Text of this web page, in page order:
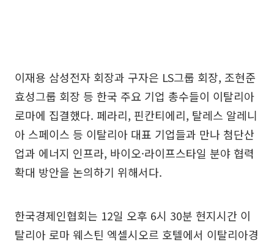
이재용 삼성전자 회장과 구자은 LS그룹 회장, 조현준
효성그룹 회장 등 한국 주요 기업 총수들이 이탈리아
로마에 집결했다. 페라리, 핀칸티에리, 탈레스 알레니
아 스페이스 등 이탈리아 대표 기업들과 만나 첨단산
업과 에너지 인프라, 바이오·라이프스타일 분야 협력
확대 방안을 논의하기 위해서다.
한국경제인협회는 12일 오후 6시 30분 현지시간 이
탈리아 로마 웨스틴 엑셀시오르 호텔에서 이탈리아경